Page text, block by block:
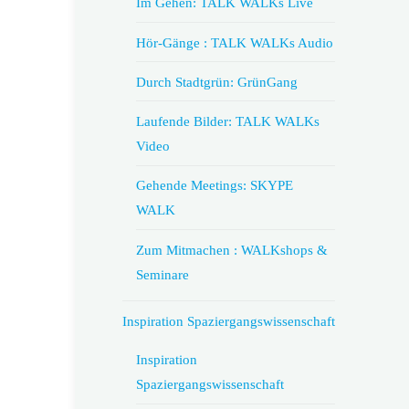
Hör-Gänge : TALK WALKs Audio
Durch Stadtgrün: GrünGang
Laufende Bilder: TALK WALKs
Video
Gehende Meetings: SKYPE
WALK
Zum Mitmachen : WALKshops &
Seminare
Inspiration Spaziergangswissenschaft
Inspiration
Spaziergangswissenschaft